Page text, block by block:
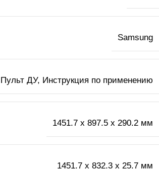
Samsung
Пульт ДУ, Инструкция по применению
1451.7 x 897.5 x 290.2 мм
1451.7 x 832.3 x 25.7 мм